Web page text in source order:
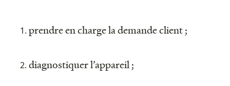
prendre en charge la demande client ;
diagnostiquer l’appareil ;